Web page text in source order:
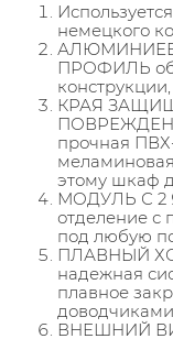
немецкого
ПРОФИЛЬ
КРАЯ
прочная
этому шкаф
МОДУЛЬ С 2
отделение с
под любую
ПЛАВНЫЙ
надежная
плавное
ВНЕШНИЙ